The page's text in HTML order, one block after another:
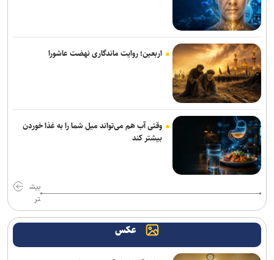
همتی: رسانه‌ها، رکن اعتمادآفرین در نظام اقتصادی کشور
وزیر نفت: رسانه‌ها جلوه‌های ایثار کارکنان صنعت نفت را منعکس کردند
تکنولوژیک در معادن ایران
سامانه جامع پایش آب و برق کشور راه اندازی می‌شود
ورود بیش از ۳۳۰۰ زائر افغانستانی از مرز دوغارون به ایران
صنعت انرژی در مسیربازآفرینی/ ناترازی انرژی از بحران مقطعی تا ضرورت
جراحی حکمرانی
پیش بینی رگبار و رعدوبرق در ارتفاعات شمال کشور/ تداوم وزش باد
کشور/صرفه اقتصادی ۴ برابری بهینه‌سازی نسبت به نیروگاه‌سازی
اربعین؛ روایت ماندگاری نهضت عاشورا
وقتی آب هم می‌تواند میل شما را به غذا خوردن
بیشتر کند
بیش
تر
عکس